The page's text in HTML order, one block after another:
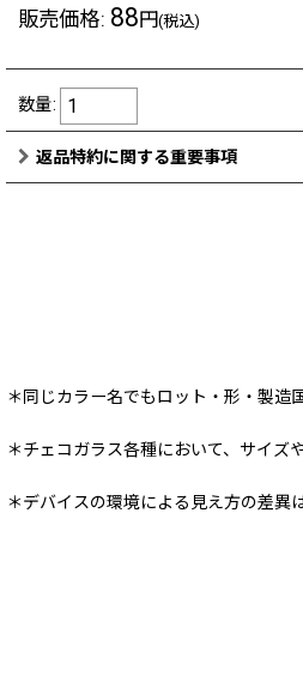
販売価格: 88円(税込)
数量:
返品特約に関する重要事項
＊同じカラー名でもロット・形・製造
＊チェコガラス各種において、サイズ
＊デバイスの環境による見え方の差異